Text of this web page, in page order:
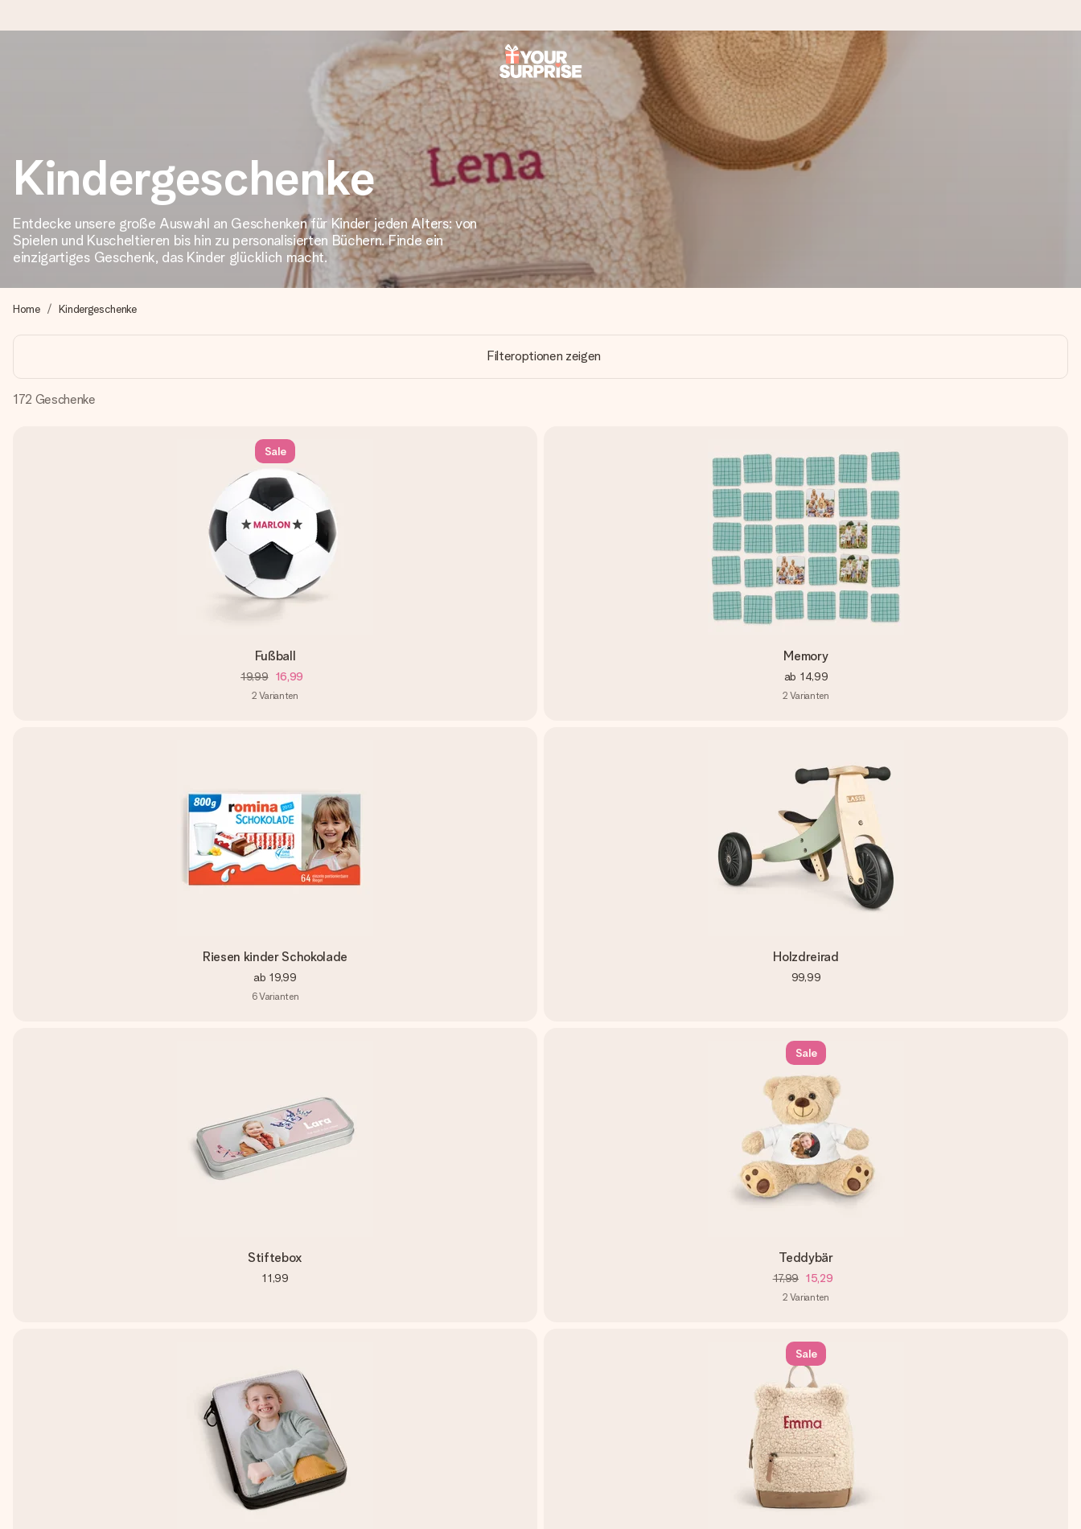
Wir bereiten dein Geschenk sorgfältig vor und schicken es blitzschnell – damit du es genau zum richtigen Zeitpunkt überreichen kannst, wenn es am meisten
4,8 (basierend auf +15.000 Bewertungen)
Unsere Geschenke begeistern. Kunden bewerten uns mit 4,8 bei Google Reviews (Gesamtergebnis aller Länder, in die wir versenden).
+49 39292 929695
Montag - Freitag : 8:30 - 17:00 Uhr
Samstag - Sonntag : 8:30 - 13:00 Uhr
Kindergeschenke
Entdecke unsere große Auswahl an Geschenken für Kinder jeden Alters: von
Spielen und Kuscheltieren bis hin zu personalisierten Büchern. Finde ein
einzigartiges Geschenk, das Kinder glücklich macht.
Home Kindergeschenke
Filteroptionen zeigen
172 Geschenke
Sale
Fußball
19,99 16,99
2 Varianten
Memory
ab 14,99
2 Varianten
Riesen kinder Schokolade
ab 19,99
6Varianten
Holzdreirad
99,99
Stiftebox
11,99
Sale
Teddybär
17,99 15,29
2 Varianten
Sale